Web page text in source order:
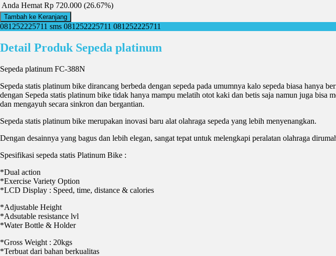
Anda Hemat Rp 720.000 (26.67%)
Tambah ke Keranjang
081252225711 sms 081252225711 081252225711
Detail Produk Sepeda platinum
Sepeda platinum FC-388N
Sepeda statis platinum bike dirancang berbeda dengan sepeda pada umumnya kalo sepeda biasa
dengan Sepeda statis platinum bike tidak hanya mampu melatih otot kaki dan betis saja namun juga
dan mengayuh secara sinkron dan bergantian.
Sepeda statis platinum bike merupakan inovasi baru alat olahraga sepeda yang lebih menyenangkan.
Dengan desainnya yang bagus dan lebih elegan, sangat tepat untuk melengkapi peralatan olahraga
Spesifikasi sepeda statis Platinum Bike :
*Dual action
*Exercise Variety Option
*LCD Display : Speed, time, distance & calories
*Adjustable Height
*Adsutable resistance lvl
*Water Bottle & Holder
*Gross Weight : 20kgs
*Terbuat dari bahan berkualitas